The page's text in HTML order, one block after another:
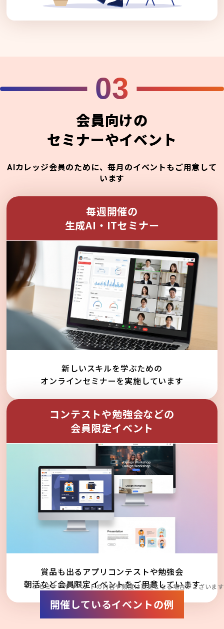
03
会員向けの
セミナーやイベント
AIカレッジ会員のために、毎月のイベントもご用意して
います
毎週開催の
生成AI・ITセミナー
新しいスキルを学ぶための
オンラインセミナーを実施しています
コンテストや勉強会などの
会員限定イベント
賞品も出るアプリコンテストや勉強会
朝活など会員限定イベントをご用意しています
※セミナーやイベントの内容や頻度は変更となる場合がございます
開催しているイベントの例